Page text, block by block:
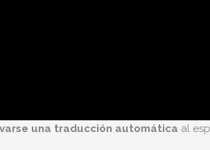
una traducción automática al